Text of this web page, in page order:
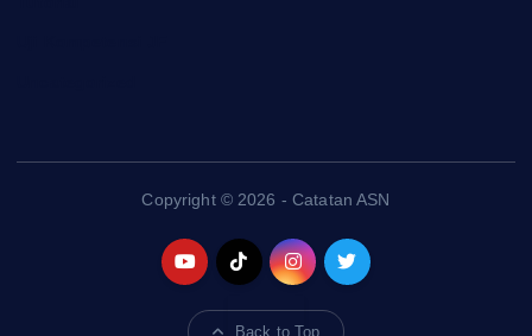
Copyright © 2026 - Catatan ASN
Back to Top